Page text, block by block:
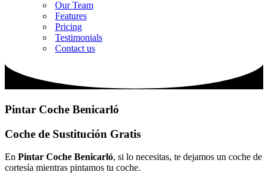
Our Team
Features
Pricing
Testimonials
Contact us
Pintar Coche Benicarló
Coche de Sustitución Gratis
En Pintar Coche Benicarló, si lo necesitas, te dejamos un coche de
cortesía mientras pintamos tu coche.